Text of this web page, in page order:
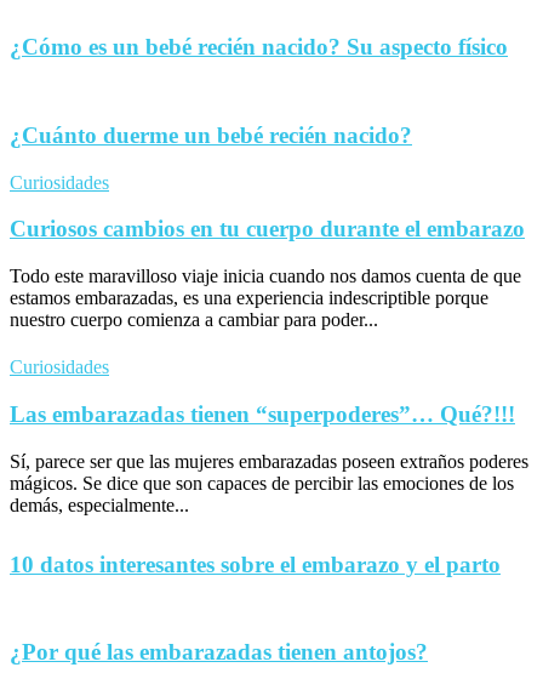
¿Cómo es un bebé recién nacido? Su aspecto físico
¿Cuánto duerme un bebé recién nacido?
Curiosidades
Curiosos cambios en tu cuerpo durante el embarazo
Todo este maravilloso viaje inicia cuando nos damos cuenta de que
estamos embarazadas, es una experiencia indescriptible porque
nuestro cuerpo comienza a cambiar para poder...
Curiosidades
Las embarazadas tienen “superpoderes”… Qué?!!!
Sí, parece ser que las mujeres embarazadas poseen extraños poderes
mágicos. Se dice que son capaces de percibir las emociones de los
demás, especialmente...
10 datos interesantes sobre el embarazo y el parto
¿Por qué las embarazadas tienen antojos?